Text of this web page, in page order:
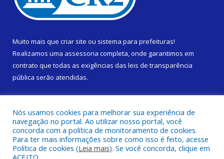
Muito mais que criar site ou sistema para prefeituras!
Realizamos uma assessoria completa, onde garantimos em
contrato que todas as exigências das leis de transparência
pública serão atendidas.
Todos os direitos reservados a Prefeitura Municipal de Cametá.
Nós usamos cookies para melhorar sua experiência de
navegação no portal. Ao utilizar nosso portal, você
concorda com a política de monitoramento de cookies.
Para ter mais informações sobre como isso é feito, acesse
Política de cookies (Leia mais). Se você concorda, clique em
ACEITO.